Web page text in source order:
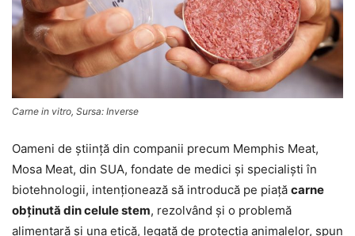
Carne in vitro, Sursa: Inverse
Oameni de ştiinţă din companii precum Memphis Meat,
Mosa Meat, din SUA, fondate de medici şi specialişti în
biotehnologii, intenţionează să introducă pe piaţă carne
obţinută din celule stem, rezolvând şi o problemă
alimentară şi una etică, legată de protecţia animalelor, spun